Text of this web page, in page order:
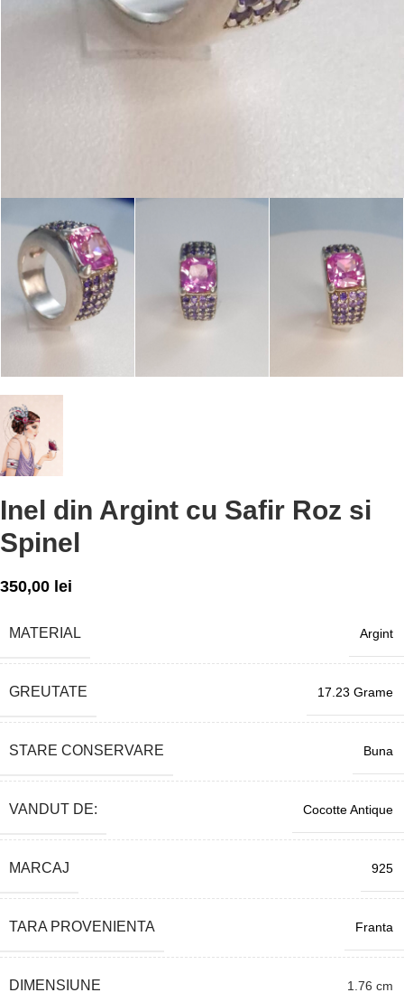
Inel din Argint cu Safir Roz si
Spinel
350,00 lei
MATERIAL Argint
GREUTATE 17.23 Grame
STARE CONSERVARE Buna
VANDUT DE: Cocotte Antique
MARCAJ 925
TARA PROVENIENTA Franta
DIMENSIUNE 1.76 cm